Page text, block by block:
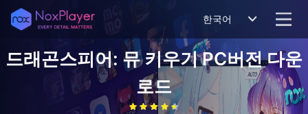
한국어
드래곤스피어: 뮤 키우기PC버전 다운
로드